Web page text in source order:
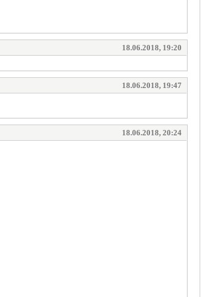
18.06.2018, 19:20
18.06.2018, 19:47
18.06.2018, 20:24